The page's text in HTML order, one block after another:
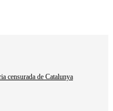
censurada de Catalunya